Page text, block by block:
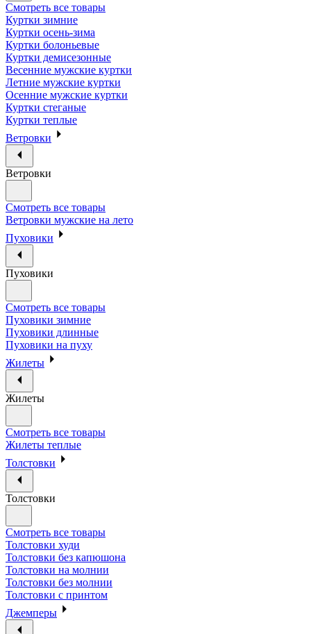
Смотреть все товары
Куртки зимние
Куртки осень-зима
Куртки болоньевые
Куртки демисезонные
Весенние мужские куртки
Летние мужские куртки
Осенние мужские куртки
Куртки стеганые
Куртки теплые
Ветровки
Ветровки
Смотреть все товары
Ветровки мужские на лето
Пуховики
Пуховики
Смотреть все товары
Пуховики зимние
Пуховики длинные
Пуховики на пуху
Жилеты
Жилеты
Смотреть все товары
Жилеты теплые
Толстовки
Толстовки
Смотреть все товары
Толстовки худи
Толстовки без капюшона
Толстовки на молнии
Толстовки без молнии
Толстовки с принтом
Джемперы